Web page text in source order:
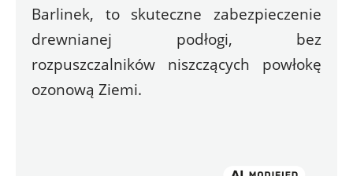
Barlinek, to skuteczne zabezpieczenie
drewnianej podłogi, bez
rozpuszczalników niszczących powłokę
ozonową Ziemi.